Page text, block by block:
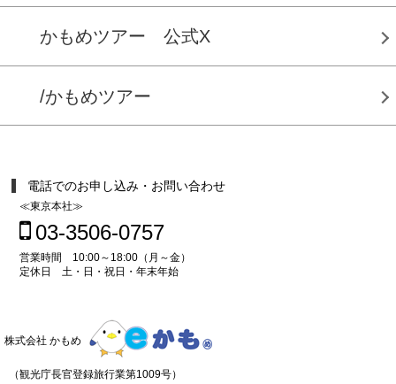
かもめツアー 公式X
/かもめツアー
電話でのお申し込み・お問い合わせ
≪東京本社≫
03-3506-0757
営業時間 10:00～18:00（月～金）
定休日 土・日・祝日・年末年始
株式会社 かもめ
（観光庁長官登録旅行業第1009号）